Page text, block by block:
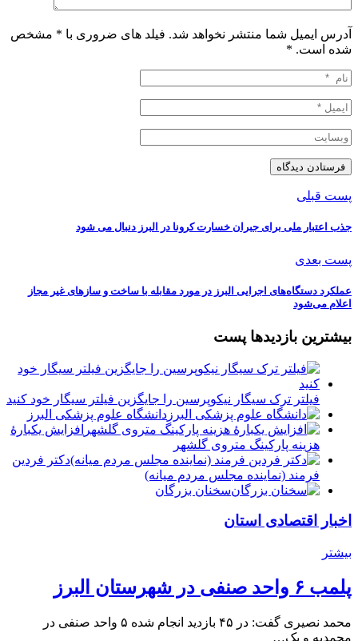
آدرس ایمیل شما منتشر نخواهد شد. فیلد های ضروری با * مشخص
شده است. *
پست قبلی
جذب اعتبار ملی برای جبران خسارت کرونا در البرز دنبال می شود
پست بعدی
عملکرد دستگاه‌های اجرایی البرز در مورد مقابله با ساخت و سازهای غیر مجاز
اعلام می‌شود
بیشترین بازدیدها پست
فیلتر ترک سیگار نیکوپرسین را جایگزین فیلتر سیگار خود کنید
دانشگاه علوم پزشکی البرز
افزایش یکبارۀ
هزینه پارکینگ متروی گلشهر
دكتر فردين
فرمند (نماينده مجلس مردم میانه)
سخنان بزرگان
اخبار اقتصادی استان
بیشتر
پلمب ۶ واحد صنفی در شهرستان البرز
محمد نصیری گفت: در ۴۵ بازدید انجام شده ۵ واحد صنفی در
محمدیه و یک…